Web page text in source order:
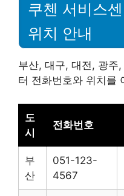
쿠첸 서비스
위치 안내
부산, 대구, 대전, 광주
터 전화번호와 위치를
도
시
전화번호
부
산
051-123-
4567